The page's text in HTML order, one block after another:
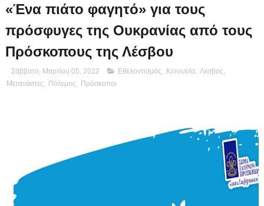
«Ένα πιάτο φαγητό» για τους
πρόσφυγες της Ουκρανίας από τους
Πρόσκοπους της Λέσβου
Σάββατο, Μαρτίου 05, 2022 Εθελοντισμός Κοινωνία, Λεσβος
Μετανάστες
Πόλεμος Πρόσκοποι